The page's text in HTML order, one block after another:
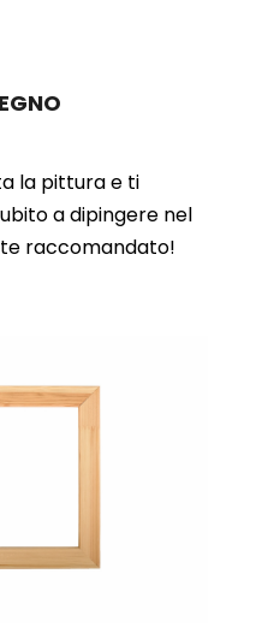
la pittura e ti
a dipingere nel
raccomandato!